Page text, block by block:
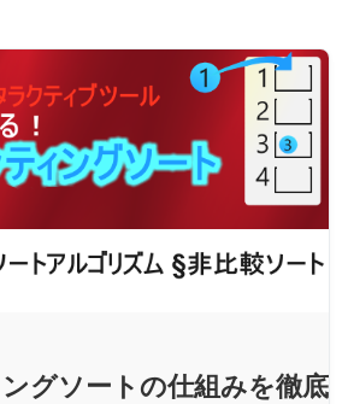
グソートの仕組みを徹底